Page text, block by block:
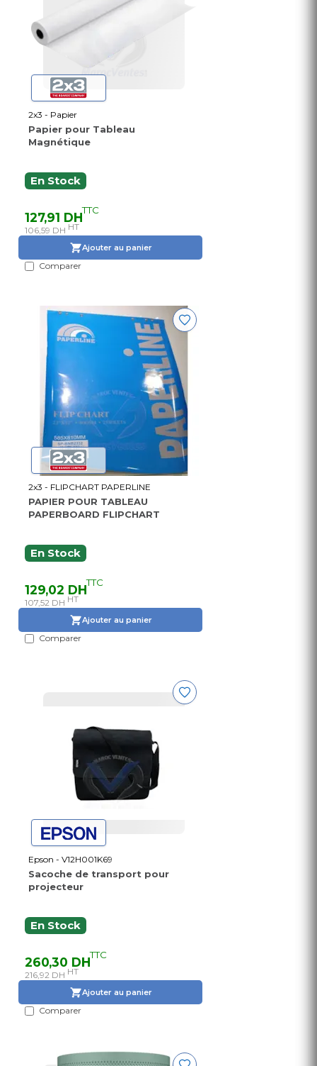
2x3 - Papier
Papier pour Tableau
Magnétique
En Stock
127,91 DHTTC
106,59 DH HT
Ajouter au panier
Comparer
2x3 - FLIPCHART PAPERLINE
PAPIER POUR TABLEAU
PAPERBOARD FLIPCHART
En Stock
129,02 DHTTC
107,52 DH HT
Ajouter au panier
Comparer
Epson - V12H001K69
Sacoche de transport pour
projecteur
En Stock
260,30 DHTTC
216,92 DH HT
Ajouter au panier
Comparer